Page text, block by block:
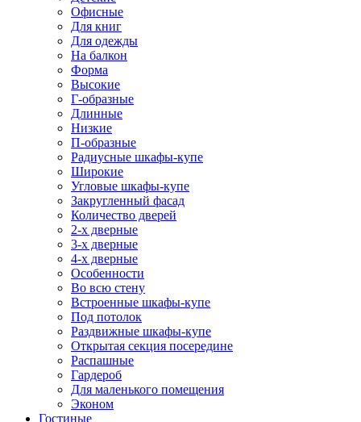
Офисные
Для книг
Для одежды
На балкон
Форма
Высокие
Г-образные
Длинные
Низкие
П-образные
Радиусные шкафы-купе
Широкие
Угловые шкафы-купе
Закругленный фасад
Количество дверей
2-х дверные
3-х дверные
4-х дверные
Особенности
Во всю стену
Встроенные шкафы-купе
Под потолок
Раздвижные шкафы-купе
Открытая секция посередине
Распашные
Гардероб
Для маленького помещения
Эконом
Гостиные